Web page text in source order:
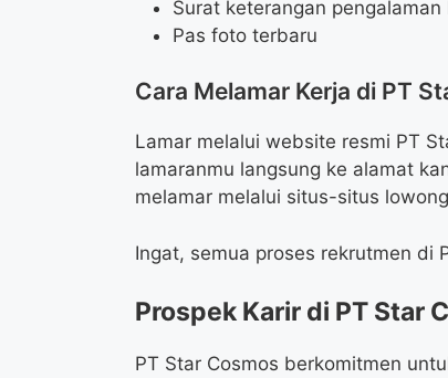
Surat keterangan
Pas foto terbaru
Cara Melamar Kerja di PT
Lamar melalui website resmi PT
lamaranmu langsung ke alamat
melamar melalui situs-situs
Ingat, semua proses rekrutmen di
Prospek Karir di PT Star
PT Star Cosmos berkomitmen